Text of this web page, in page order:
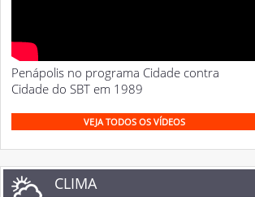
Penápolis no programa Cidade contra
Cidade do SBT em 1989
VEJA TODOS OS VÍDEOS
CLIMA